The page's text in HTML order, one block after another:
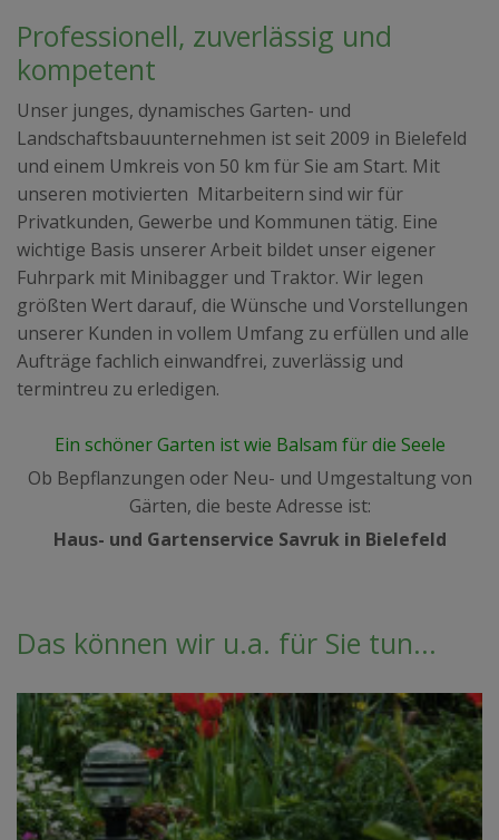
Professionell, zuverlässig und
kompetent
Unser junges, dynamisches Garten- und
Landschaftsbauunternehmen ist seit 2009 in Bielefeld
und einem Umkreis von 50 km für Sie am Start. Mit
unseren motivierten Mitarbeitern sind wir für
Privatkunden, Gewerbe und Kommunen tätig. Eine
wichtige Basis unserer Arbeit bildet unser eigener
Fuhrpark mit Minibagger und Traktor. Wir legen
größten Wert darauf, die Wünsche und Vorstellungen
unserer Kunden in vollem Umfang zu erfüllen und alle
Aufträge fachlich einwandfrei, zuverlässig und
termintreu zu erledigen.
Ein schöner Garten ist wie Balsam für die Seele
Ob Bepflanzungen oder Neu- und Umgestaltung von
Gärten, die beste Adresse ist:
Haus- und Gartenservice Savruk in Bielefeld
Das können wir u.a. für Sie tun...